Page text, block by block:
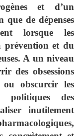
et d’un
que de dépenses
lorsque les
prévention et du
A un niveau
des obsessions
obscurcir les
politiques des
inutilement